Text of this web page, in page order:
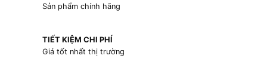
Sản phẩm chính hãng
TIẾT KIỆM CHI PHÍ
Giá tốt nhất thị trường